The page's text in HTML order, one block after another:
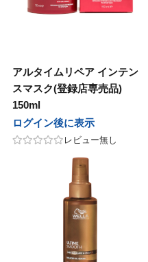
アルタイムリペア インテン
スマスク(登録店専売品)
150ml
ログイン後に表示
レビュー無し